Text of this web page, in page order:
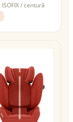
ISOFIX / centură